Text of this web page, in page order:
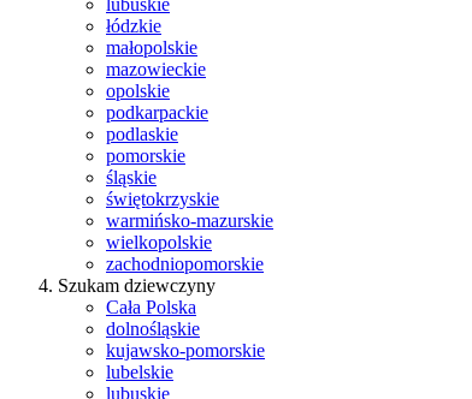
lubuskie
łódzkie
małopolskie
mazowieckie
opolskie
podkarpackie
podlaskie
pomorskie
śląskie
świętokrzyskie
warmińsko-mazurskie
wielkopolskie
zachodniopomorskie
Szukam dziewczyny
Cała Polska
dolnośląskie
kujawsko-pomorskie
lubelskie
lubuskie